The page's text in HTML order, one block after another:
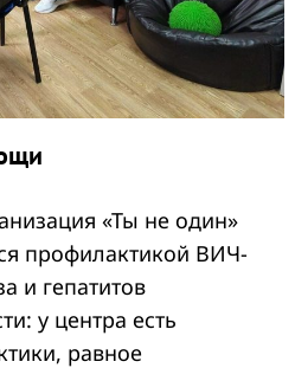
«Ты не один»
профилактикой ВИЧ-
и гепатитов
у центра есть
равное